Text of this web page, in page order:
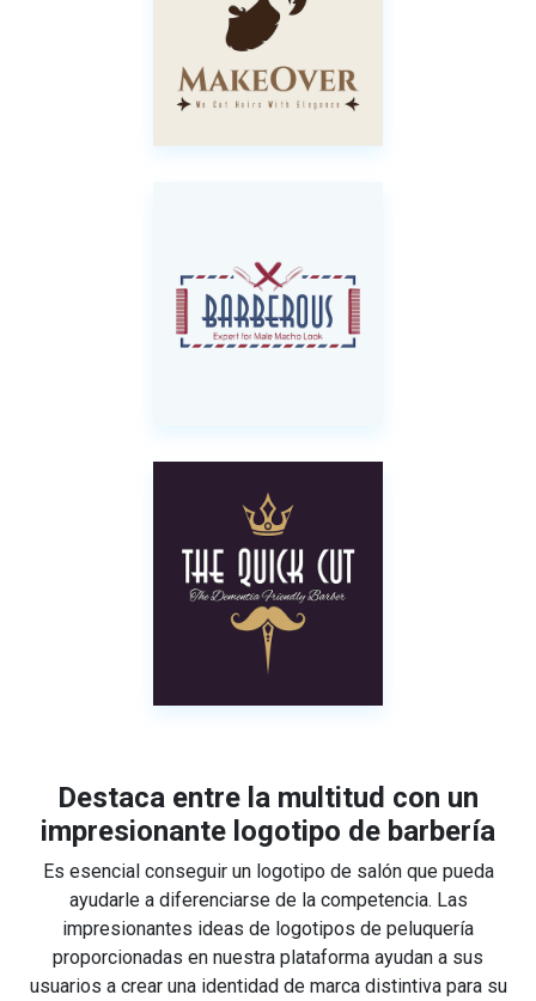
Destaca entre la multitud con un
impresionante logotipo de barbería
Es esencial conseguir un logotipo de salón que pueda
ayudarle a diferenciarse de la competencia. Las
impresionantes ideas de logotipos de peluquería
proporcionadas en nuestra plataforma ayudan a sus
usuarios a crear una identidad de marca distintiva para su